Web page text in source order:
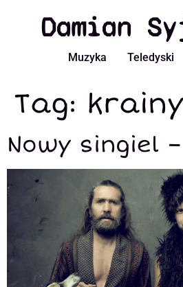
Damian
Muzyka Teledyski
Tag: krainy
Nowy singiel –